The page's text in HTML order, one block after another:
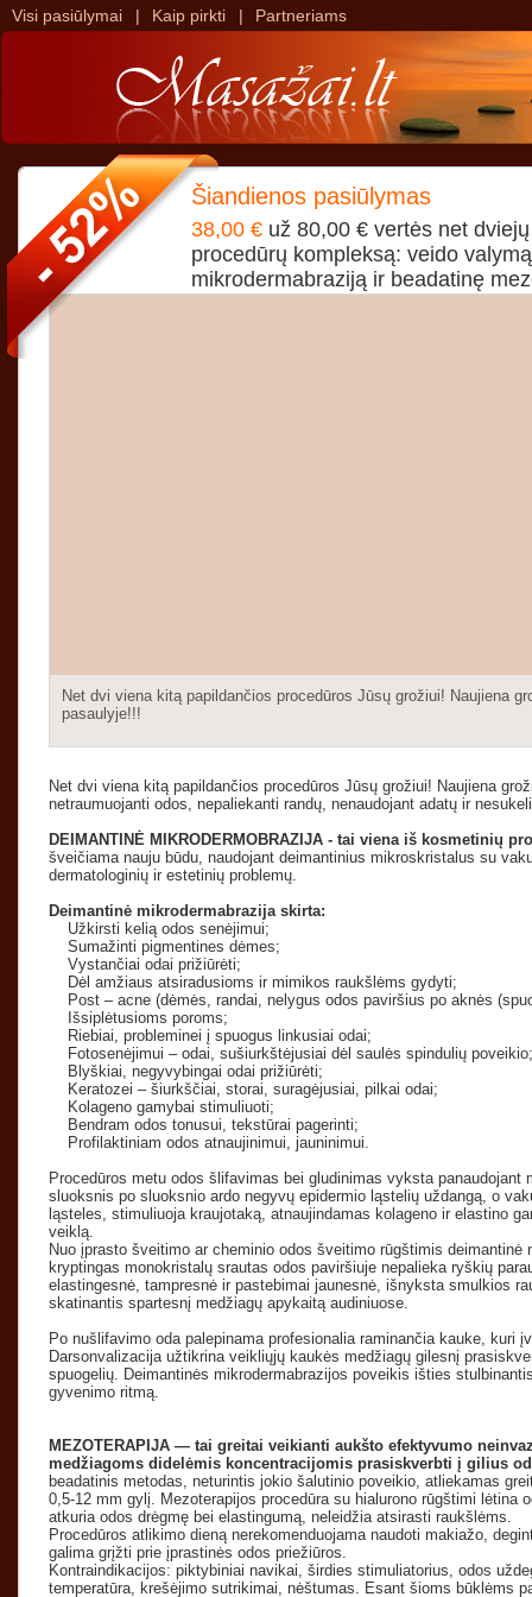
Visi pasiūlymai | Kaip pirkti | Partneriams
Šiandienos pasiūlymas
38,00 € už 80,00 € vertės net
procedūrų kompleksą: veido
mikrodermabraziją ir beadatinę
Net dvi viena kitą papildančios procedūros Jūsų grožiui! Naujiena
pasaulyje!!!
Net dvi viena kitą papildančios procedūros Jūsų grožiui! Naujiena
netraumuojanti odos, nepaliekanti randų, nenaudojant adatų ir
DEIMANTINĖ MIKRODERMOBRAZIJA - tai viena iš kosmetinių
šveičiama nauju būdu, naudojant deimantinius mikroskristalus su
dermatologinių ir estetinių problemų.
Deimantinė mikrodermabrazija skirta:
Užkirsti kelią odos senėjimui;
Sumažinti pigmentines dėmes;
Vystančiai odai prižiūrėti;
Dėl amžiaus atsiradusioms ir mimikos raukšlėms gydyti;
Post – acne (dėmės, randai, nelygus odos paviršius po aknės
Išsiplėtusioms poroms;
Riebiai, probleminei į spuogus linkusiai odai;
Fotosenėjimui – odai, sušiurkštėjusiai dėl saulės spindulių poveikio;
Blyškiai, negyvybingai odai prižiūrėti;
Keratozei – šiurkščiai, storai, suragėjusiai, pilkai odai;
Kolageno gamybai stimuliuoti;
Bendram odos tonusui, tekstūrai pagerinti;
Profilaktiniam odos atnaujinimui, jauninimui.
Procedūros metu odos šlifavimas bei gludinimas vyksta
sluoksnis po sluoksnio ardo negyvų epidermio ląstelių uždangą, o
ląsteles, stimuliuoja kraujotaką, atnaujindamas kolageno ir elastino
veiklą.
Nuo įprasto šveitimo ar cheminio odos šveitimo rūgštimis
kryptingas monokristalų srautas odos paviršiuje nepalieka ryškių
elastingesnė, tampresnė ir pastebimai jaunesnė, išnyksta smulkios
skatinantis spartesnį medžiagų apykaitą audiniuose.
Po nušlifavimo oda palepinama profesionalia raminančia kauke, kuri
Darsonvalizacija užtikrina veikliųjų kaukės medžiagų gilesnį
spuogelių. Deimantinės mikrodermabrazijos poveikis išties
gyvenimo ritmą.
MEZOTERAPIJA — tai greitai veikianti aukšto efektyvumo
medžiagoms didelėmis koncentracijomis prasiskverbti į gilius
beadatinis metodas, neturintis jokio šalutinio poveikio, atliekamas
0,5-12 mm gylį. Mezoterapijos procedūra su hialurono rūgštimi lėtina
atkuria odos drėgmę bei elastingumą, neleidžia atsirasti raukšlėms.
Procedūros atlikimo dieną nerekomenduojama naudoti makiažo,
galima grįžti prie įprastinės odos priežiūros.
Kontraindikacijos: piktybiniai navikai, širdies stimuliatorius, odos
temperatūra, krešėjimo sutrikimai, nėštumas. Esant šioms būklėms